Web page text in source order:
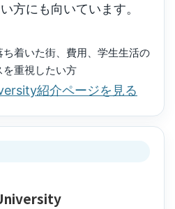
方にも向いています。
着いた街、費用、学生生活の
を重視したい方
紹介ページを見る